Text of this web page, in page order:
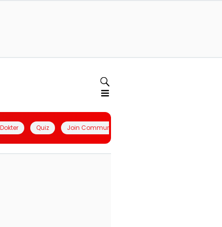
Quiz Join Community